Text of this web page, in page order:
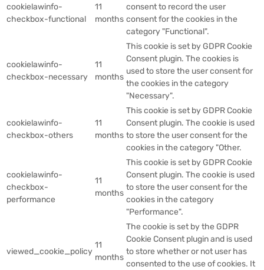
cookielawinfo-
checkbox-functional
11
months
consent to record the user
consent for the cookies in the
category "Functional".
cookielawinfo-
checkbox-necessary
11
months
This cookie is set by GDPR Cookie
Consent plugin. The cookies is
used to store the user consent for
the cookies in the category
"Necessary".
cookielawinfo-
checkbox-others
11
months
This cookie is set by GDPR Cookie
Consent plugin. The cookie is used
to store the user consent for the
cookies in the category "Other.
cookielawinfo-
checkbox-
performance
11
months
This cookie is set by GDPR Cookie
Consent plugin. The cookie is used
to store the user consent for the
cookies in the category
"Performance".
viewed_cookie_policy
11
months
The cookie is set by the GDPR
Cookie Consent plugin and is used
to store whether or not user has
consented to the use of cookies. It